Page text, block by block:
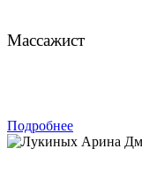
Массажист
Подробнее